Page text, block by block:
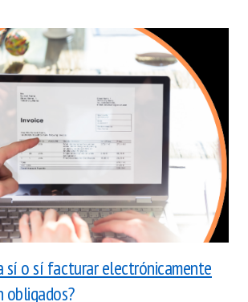
no reclamare al emisor en contra de su contenido,
hábiles siguientes a la fecha de recepción de la
El reclamo se hará por escrito en documento
el comprador tiene es de 3 días h...
sí o sí facturar electrónicamente
obligados?